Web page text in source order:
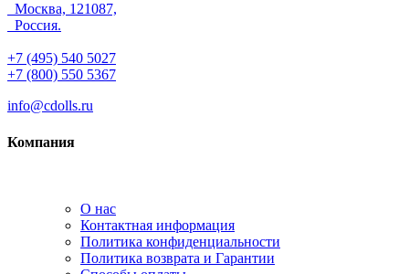
Москва, 121087,
Россия.
+7 (495) 540 5027
+7 (800) 550 5367
info@cdolls.ru
Компания
О нас
Контактная информация
Политика конфиденциальности
Политика возврата и Гарантии